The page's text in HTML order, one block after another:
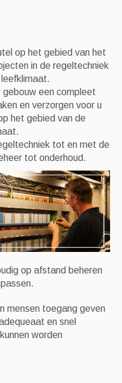
op het gebied van het
in de regeltechniek
gebouw een compleet
en verzorgen voor u
het gebied van de
tot en met de
tot onderhoud.
op afstand beheren
mensen toegang geven
en snel
worden